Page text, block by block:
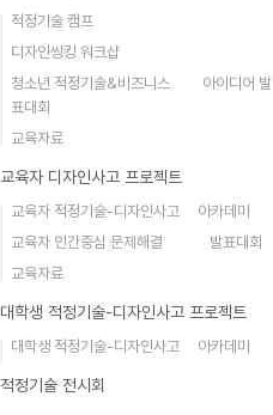
적정기술 캠프
디자인씽킹 워크샵
청소년 적정기술&비즈니스 아이디어 발
표대회
교육자료
교육자 디자인사고 프로젝트
교육자 적정기술-디자인사고 아카데미
교육자 인간중심 문제해결 발표대회
교육자료
대학생 적정기술-디자인사고 프로젝트
대학생 적정기술-디자인사고 아카데미
적정기술 전시회